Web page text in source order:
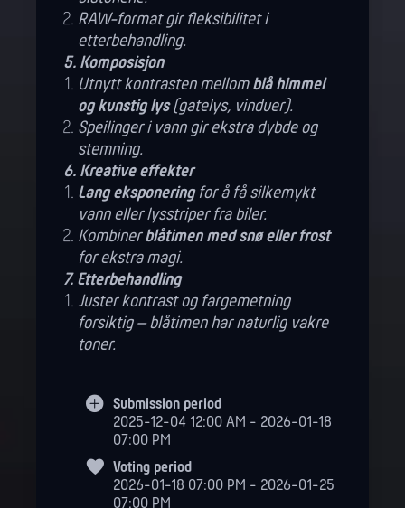
RAW-format gir fleksibilitet i
etterbehandling.
5. Komposisjon
Utnytt kontrasten mellom blå himmel
og kunstig lys(gatelys, vinduer).
Speilinger i vann gir ekstra dybde og
stemning.
6. Kreative effekter
Lang eksponeringfor å få silkemykt
vann eller lysstriper fra biler.
Kombinerblåtimen med snø eller frost
for ekstra magi.
7. Etterbehandling
Juster kontrast og fargemetning
forsiktig – blåtimen har naturlig vakre
toner.
Submission period
2025-12-04 12:00 AM - 2026-01-18
07:00 PM
Voting period
2026-01-18 07:00 PM - 2026-01-25
07:00 PM